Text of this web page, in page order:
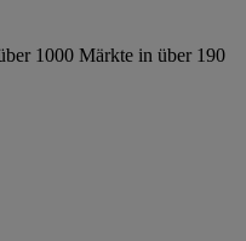
1000 Märkte in über 190